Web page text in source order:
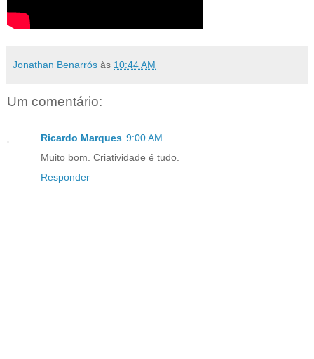
Jonathan Benarrós às 10:44 AM
Um comentário:
Ricardo Marques 9:00 AM
Muito bom. Criatividade é tudo.
Responder